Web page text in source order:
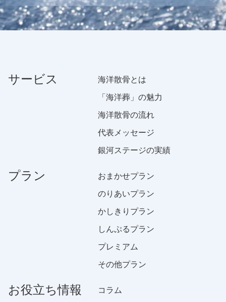
サービス
海洋散骨とは
「海洋葬」の魅力
海洋散骨の流れ
代表メッセージ
銀河ステージの実績
プラン
おまかせプラン
のりあいプラン
かしきりプラン
しんぷるプラン
プレミアム
その他プラン
お役立ち情報
コラム